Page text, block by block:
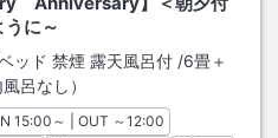
うに～
ッド 禁煙 露天風呂付 /6畳＋
呂なし）
チェックイン
15:00 ～ | OUT チェックアウト
～12:00